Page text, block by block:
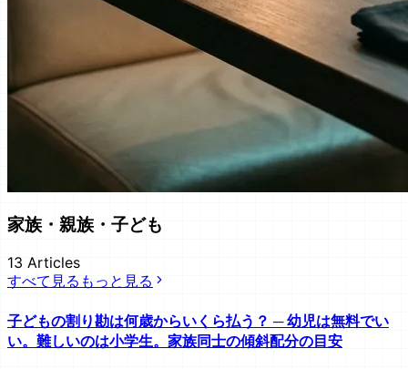
家族・親族・子ども
13 Articles
すべて見る もっと見る
子どもの割り勘は何歳からいくら払う？ ─ 幼児は無料でい
い。難しいのは小学生。家族同士の傾斜配分の目安